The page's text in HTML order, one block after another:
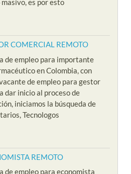
es por esto
COMERCIAL REMOTO
de empleo para importante
en Colombia, con
de empleo para gestor
dar inicio al proceso de
iniciamos la búsqueda de
Tecnologos
REMOTO
de empleo para economista